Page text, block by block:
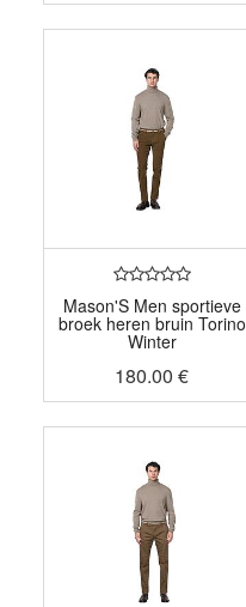
Mason'S Men sportieve
broek heren bruin Torino
Winter
180.00 €